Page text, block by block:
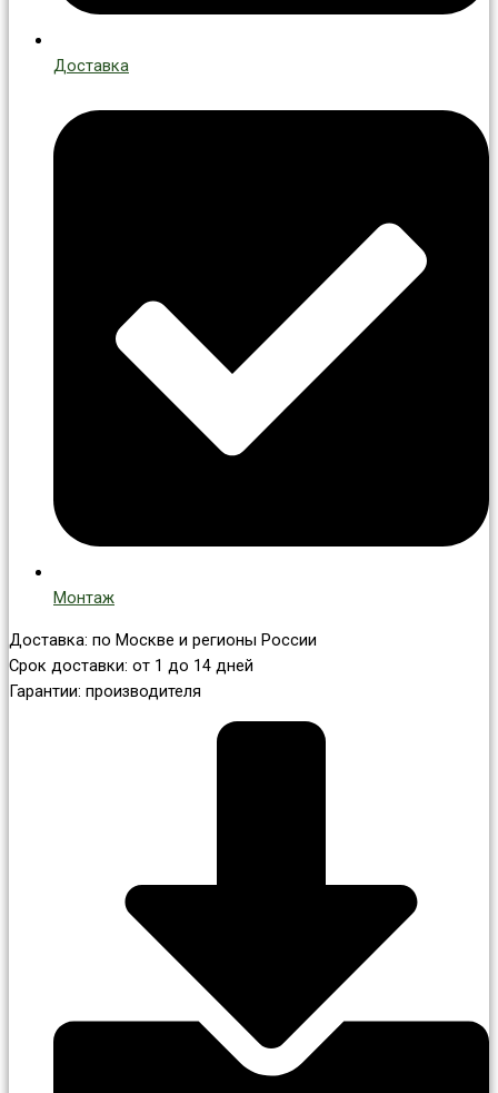
Доставка
Монтаж
Доставка: по Москве и регионы России
Срок доставки: от 1 до 14 дней
Гарантии: производителя